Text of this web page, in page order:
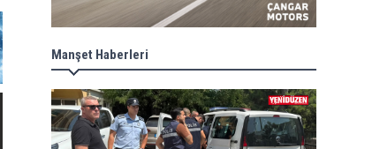
Manşet Haberleri